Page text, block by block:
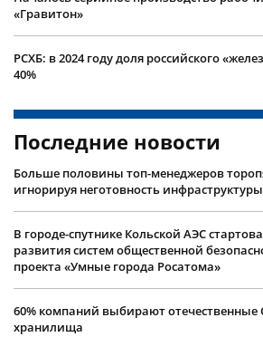
«Гравитон»
РСХБ: в 2024 году доля российского
40%
Последние новости
Больше половины топ-менеджеров
игнорируя неготовность инфраструктуры
В городе-спутнике Кольской АЭС
развития систем общественной
проекта «Умные города Росатома»
60% компаний выбирают отечественные
хранилища